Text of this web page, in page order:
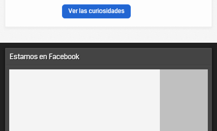
Ver las curiosidades
Estamos en Facebook